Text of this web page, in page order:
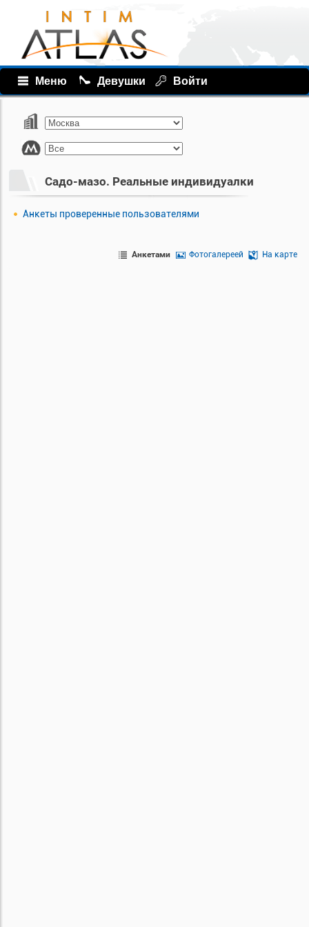
Меню Девушки Войти
Садо-мазо. Реальные индивидуалки
Анкеты проверенные пользователями
На карте
Фотогалереей
Анкетами